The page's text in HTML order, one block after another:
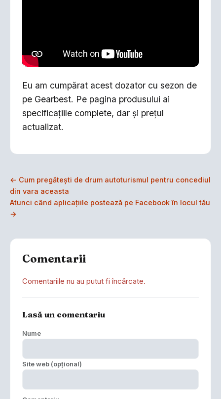
Eu am cumpărat acest dozator cu sezon de
pe Gearbest. Pe pagina produsului ai
specificațiile complete, dar și prețul
actualizat.
← Cum pregătești de drum autoturismul pentru concediul
din vara aceasta
Atunci când aplicațiile postează pe Facebook în locul tău
→
Comentarii
Comentariile nu au putut fi încărcate.
Lasă un comentariu
Nume
Site web (opțional)